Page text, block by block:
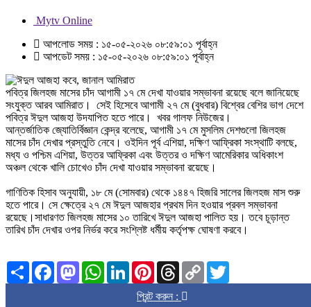
Mytv Online
আপলোড সময় : ১৫-০৫-২০২৬ ০৮:৫৯:০১ পূর্বাহ্ন
আপডেট সময় : ১৫-০৫-২০২৬ ০৮:৫৯:০১ পূর্বাহ্ন
পবিত্র জিলহজ মাসের চাঁদ আগামী ১৭ মে দেখা যাওয়ার সম্ভাবনা রয়েছে বলে জানিয়েছে
সংযুক্ত আরব আমিরাত। সেই হিসেবে আগামী ২৭ মে (বুধবার) বিশ্বের বেশির ভাগ দেশে
পবিত্র ঈদুল আজহা উদযাপিত হতে পারে। খবর গালফ নিউজের।
আন্তর্জাতিক জ্যোতির্বিজ্ঞান কেন্দ্র বলেছে, আগামী ১৭ মে মুসলিম দেশগুলো জিলহজ
মাসের চাঁদ দেখার প্রস্তুতি নেবে। ওইদিন পূর্ব এশিয়া, দক্ষিণ আফ্রিকা সংস্থাটি বলছে,
মধ্য ও পশ্চিম এশিয়া, উত্তর আফ্রিকা এবং উত্তর ও দক্ষিণ আমেরিকার অধিকাংশ
অঞ্চল থেকে খালি চোখেও চাঁদ দেখা যাওয়ার সম্ভাবনা রয়েছে।
গাণিতিক হিসাব অনুযায়ী, ১৮ মে (সোমবার) থেকে ১৪৪৭ হিজরি সালের জিলহজ মাস শুরু
হতে পারে। সে ক্ষেত্রে ২৭ মে ঈদুল আজহার প্রথম দিন হওয়ার প্রবল সম্ভাবনা
রয়েছে।সাধারণত জিলহজ মাসের ১০ তারিখে ঈদুল আজহা পালিত হয়। তবে চূড়ান্ত
তারিখ চাঁদ দেখার ওপর নির্ভর করে সংশ্লিষ্ট ধর্মীয় কর্তৃপক্ষ ঘোষণা করবে।
Share FacebookMastodonWhatsAppLinkedInPinterestThreadsCopy
Link
প্রিন্ট করুন :